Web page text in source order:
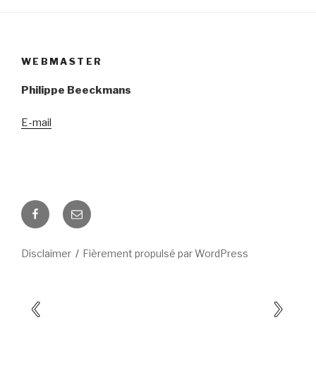
WEBMASTER
Philippe Beeckmans
E-mail
Facebook
E-
mail
Disclaimer Fièrement propulsé par WordPress